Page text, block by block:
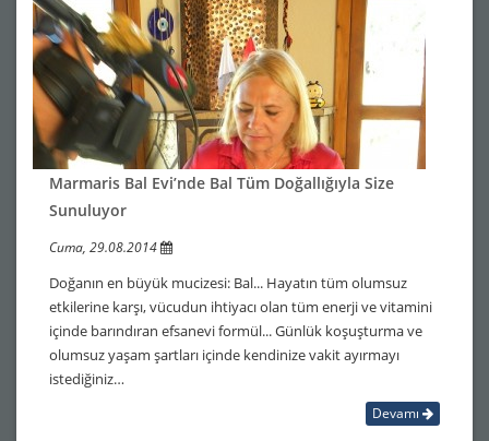
Marmaris Bal Evi’nde Bal Tüm Doğallığıyla Size
Sunuluyor
Cuma, 29.08.2014
Doğanın en büyük mucizesi: Bal... Hayatın tüm olumsuz
etkilerine karşı, vücudun ihtiyacı olan tüm enerji ve vitamini
içinde barındıran efsanevi formül... Günlük koşuşturma ve
olumsuz yaşam şartları içinde kendinize vakit ayırmayı
istediğiniz…
Devamı